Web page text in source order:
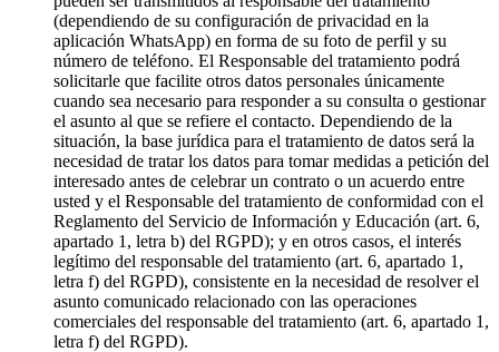
(dependiendo de su configuración de privacidad en la
aplicación WhatsApp) en forma de su foto de perfil y su
número de teléfono. El Responsable del tratamiento podrá
solicitarle que facilite otros datos personales únicamente
cuando sea necesario para responder a su consulta o gestionar
el asunto al que se refiere el contacto. Dependiendo de la
situación, la base jurídica para el tratamiento de datos será la
necesidad de tratar los datos para tomar medidas a petición del
interesado antes de celebrar un contrato o un acuerdo entre
usted y el Responsable del tratamiento de conformidad con el
Reglamento del Servicio de Información y Educación (art. 6,
apartado 1, letra b) del RGPD); y en otros casos, el interés
legítimo del responsable del tratamiento (art. 6, apartado 1,
letra f) del RGPD), consistente en la necesidad de resolver el
asunto comunicado relacionado con las operaciones
comerciales del responsable del tratamiento (art. 6, apartado 1,
letra f) del RGPD).